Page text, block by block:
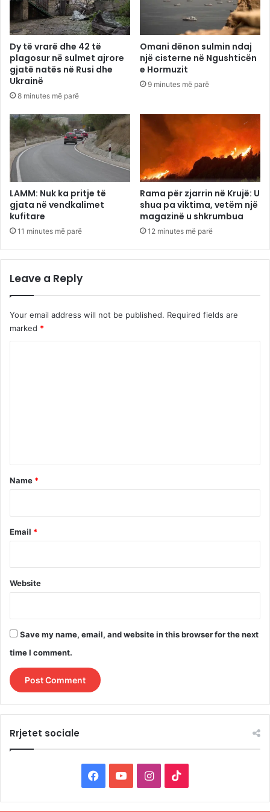
Dy të vrarë dhe 42 të
plagosur në sulmet ajrore
gjatë natës në Rusi dhe
Ukrainë
8 minutes më parë
Omani dënon sulmin ndaj
një cisterne në Ngushticën
e Hormuzit
9 minutes më parë
LAMM: Nuk ka pritje të
gjata në vendkalimet
kufitare
11 minutes më parë
Rama për zjarrin në Krujë: U
shua pa viktima, vetëm një
magazinë u shkrumbua
12 minutes më parë
Leave a Reply
Your email address will not be published. Required fields are
marked *
*
Name *
Email *
Website
Save my name, email, and website in this browser for the next
time I comment.
Rrjetet sociale
a
o
I
n
i